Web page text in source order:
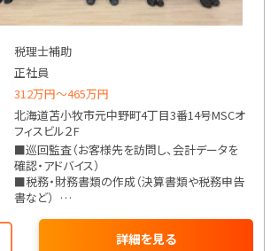
詳細を見る
税理士補助
正社員
312万円〜465万円
北海道苫小牧市元中野町4丁目3番14号MSCオ
フィスビル２F
■巡回監査（お客様先を訪問し、会計データを
確認・アドバイス）
■税務・財務書類の作成（決算書類や税務申告
書など）